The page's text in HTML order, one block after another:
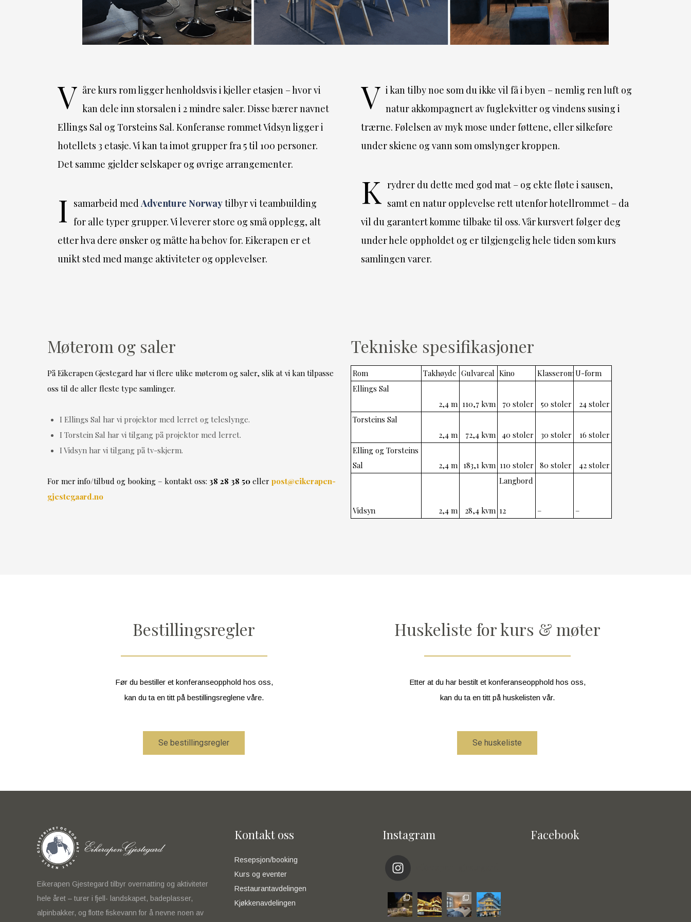
V åre kurs rom ligger henholdsvis i kjeller etasjen – hvor vi
kan dele inn storsalen i 2 mindre saler. Disse bærer navnet
Ellings Sal og Torsteins Sal. Konferanse rommet Vidsyn ligger i
hotellets 3 etasje. Vi kan ta imot grupper fra 5 til 100 personer.
Det samme gjelder selskaper og øvrige arrangementer.
I samarbeid medAdventure Norwaytilbyr vi teambuilding
for alle typer grupper. Vi leverer store og små opplegg, alt
etter hva dere ønsker og måtte ha behov for. Eikerapen er et
unikt sted med mange aktiviteter og opplevelser.
V i kan tilby noe som du ikke vil få i byen – nemlig ren luft og
natur akkompagnert av fuglekvitter og vindens susing i
trærne. Følelsen av myk mose under føttene, eller silkeføre
under skiene og vann som omslynger kroppen.
K rydrer du dette med god mat – og ekte fløte i sausen,
samt en natur opplevelse rett utenfor hotellrommet – da
vil du garantert komme tilbake til oss. Vår kursvert følger deg
under hele oppholdet og er tilgjengelig hele tiden som kurs
samlingen varer.
Møterom og saler
På Eikerapen Gjestegard har vi flere ulike møterom og saler, slik at vi kan tilpasse
oss til de aller fleste type samlinger.
I Ellings Sal har vi projektor med lerret og teleslynge.
I Torstein Sal har vi tilgang på projektor med lerret.
I Vidsyn har vi tilgang på tv-skjerm.
For mer info/tilbud og booking – kontakt oss: 38 28 38 50 eller post@eikerapen-
gjestegaard.no
Tekniske spesifikasjoner
Rom Takhøyde Gulvareal Kino Klasserom U-form
Ellings Sal
2,4 m 110,7 kvm 70 stoler 50 stoler
24 stoler
Torsteins Sal
2,4 m
72,4 kvm 40 stoler 30 stoler
16 stoler
Elling og Torsteins
Sal
2,4 m 183,1 kvm 110 stoler 80 stoler 42 stoler
Vidsyn 2,4 m 28,4 kvm
Langbord
12 – –
Bestillingsregler
Før du bestiller et konferanseopphold hos oss,
kan du ta en titt på bestillingsreglene våre.
Se bestillingsregler
Huskeliste for kurs & møter
Etter at du har bestilt et konferanseopphold hos oss,
kan du ta en titt på huskelisten vår.
Se huskeliste
Eikerapen Gjestegard tilbyr overnatting og aktiviteter
hele året – turer i fjell- landskapet, badeplasser,
alpinbakker, og flotte fiskevann for å nevne noen av
Kontakt oss
Resepsjon/booking
Kurs og eventer
Restaurantavdelingen
Kjøkkenavdelingen
Instagram Facebook